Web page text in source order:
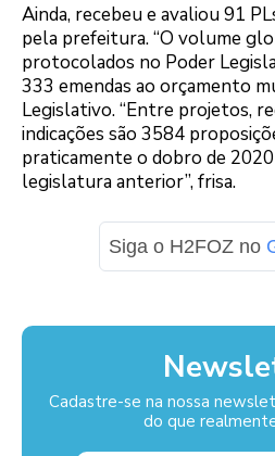
Ainda, recebeu e avaliou 91
pela prefeitura. “O volume
protocolados no Poder
333 emendas ao orçamento
Legislativo. “Entre projetos,
indicações são 3584
praticamente o dobro de
legislatura anterior”, frisa.
Siga o H2FOZ no
Cadastre-se na nossa
do que